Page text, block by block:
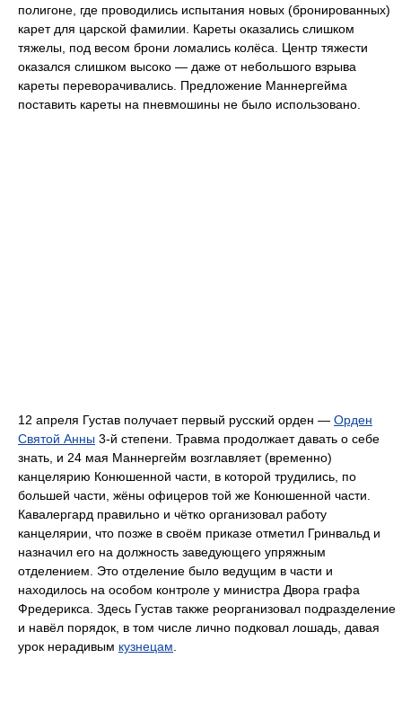
полигоне, где проводились испытания новых (бронированных)
карет для царской фамилии. Кареты оказались слишком
тяжелы, под весом брони ломались колёса. Центр тяжести
оказался слишком высоко — даже от небольшого взрыва
кареты переворачивались. Предложение Маннергейма
поставить кареты на пневмошины не было использовано.
12 апреля Густав получает первый русский орден — Орден
Святой Анны 3-й степени. Травма продолжает давать о себе
знать, и 24 мая Маннергейм возглавляет (временно)
канцелярию Конюшенной части, в которой трудились, по
большей части, жёны офицеров той же Конюшенной части.
Кавалергард правильно и чётко организовал работу
канцелярии, что позже в своём приказе отметил Гринвальд и
назначил его на должность заведующего упряжным
отделением. Это отделение было ведущим в части и
находилось на особом контроле у министра Двора графа
Фредерикса. Здесь Густав также реорганизовал подразделение
и навёл порядок, в том числе лично подковал лошадь, давая
урок нерадивым кузнецам